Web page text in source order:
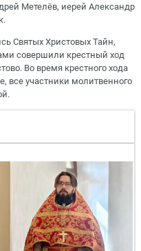
Метелёв, иерей Александр
Святых Христовых Тайн,
совершили крестный ход
Во время крестного хода
все участники молитвенного